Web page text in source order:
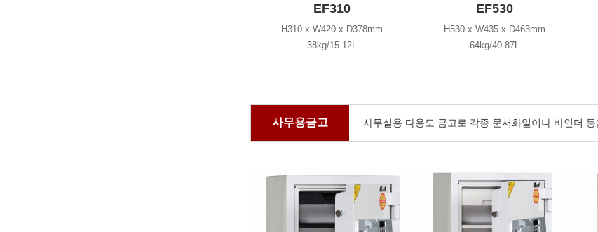
EF310
H310 x W420 x D378mm
38kg/15.12L
EF530
H530 x W435 x D463mm
64kg/40.87L
사무용금고 사무실용 다용도 금고로 각종 문서화일이나 바인더